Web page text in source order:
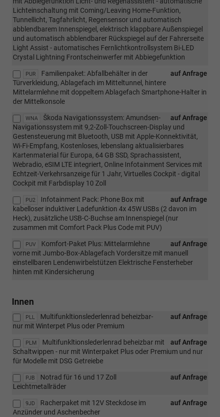
Lichteinschaltung mit Coming/Leaving Home-Funktion,
Tunnellicht, Tagfahrlicht, Regensensor und automatisch
abblendbarem Innenspiegel, elektrisch klappbare Außenspiegel
und automatisch abblendbarer Rückspiegel auf der Fahrerseite
Light Assist - automatisches Fernlichtkontrollsystem Bi-LED
Crystal Lightning Frontscheinwerfer mit Abbiegefunktion
PUR auf Anfrage
Familienpaket: Abfallbehälter in der
Türverkleidung, Ablagefach im Mitteltunnel, hintere
Mittelarmlehne mit doppeltem Ablagefach Smartphone-Halter in
der Mittelkonsole
WNA auf Anfrage
Škoda Navigationssystem: Amundsen-
Navigationssystem mit 9,2-Zoll-Touchscreen-Display und
Gestensteuerung mit Bluetooth, USB mit Apple-Konnektivität,
Wi-Fi-Empfang, Kostenloses, lebenslang aktualisierbares
Kartenmaterial für Europa, 64 GB SSD, Sprachassistent,
Webradio, eSIM LTE integriert, Online Infotainment Services mit
Echtzeit-Verkehrsanzeige für 1 Jahr, Virtuelles Cockpit - digital
Cockpit mit Farbdisplay 10 Zoll
PU2 auf Anfrage
Infotainment Pack: Phone Box mit
kabelloser induktiver Ladefunktion 4x 45W USBs (2 davon im
Heck), zusätzliche USB-C-Buchse am Innenspiegel (nur
zusammen mit Comfort Pack Plus Code mit PUV)
PUV auf Anfrage
Komfort-Paket Plus: Mittelarmlehne
vorne mit Jumbo-Box-Ablagefach Vordersitze mit manuell
einstellbaren Lendenwirbelstützen Elektrische Fensterheber
hinten mit Kindersicherung
Innen
PLL auf Anfrage
Multifunkltionslederlenrad beheizbar-
nur mit Winterpet Plus oder Premium
PLM auf Anfrage
Multifunkltionslederlenrad beheizbar mit
Schaltwippen - nur mit Winterpaket Plus oder Premium und nur
für Modelle mit DSG Getreiebe
PJB auf Anfrage
Notrad für 16 und 17 Zoll
Leichtmetallräder
9JD auf Anfrage
Racherpaket mit 12V Steckdose im
Anzünder und Aschenbecher